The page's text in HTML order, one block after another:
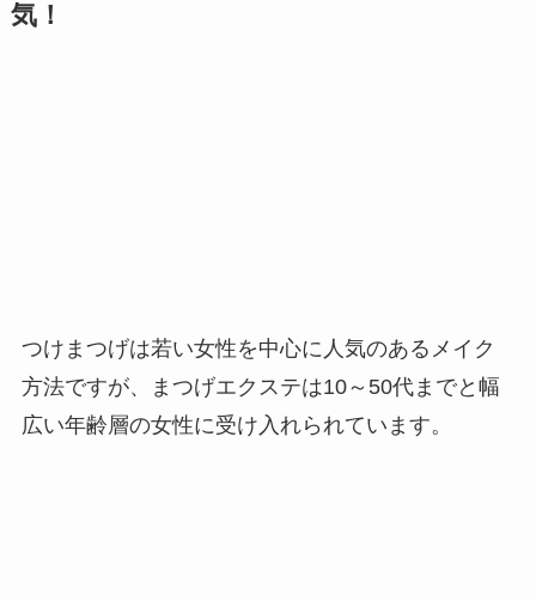
気！
つけまつげは若い女性を中心に人気のあるメイク
方法ですが、まつげエクステは10～50代までと幅
広い年齢層の女性に受け入れられています。